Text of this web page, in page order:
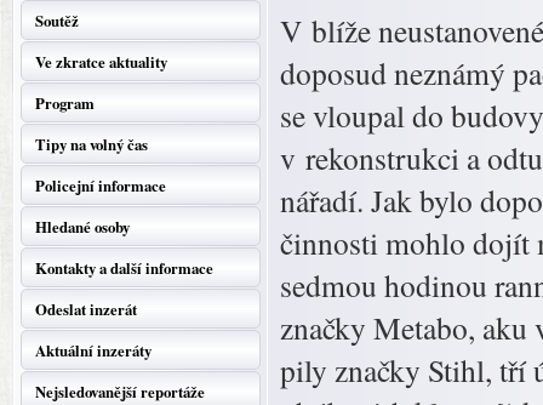
Soutěž
Ve zkratce aktuality
Program
Tipy na volný čas
Policejní informace
Hledané osoby
Kontakty a další informace
Odeslat inzerát
Aktuální inzeráty
Nejsledovanější reportáže
V blíže
doposud neznámý
se vloupal do
v rekonstrukci a
nářadí. Jak bylo
činnosti mohlo dojít
sedmou hodinou
značky Metabo, aku
pily značky Stihl, tří